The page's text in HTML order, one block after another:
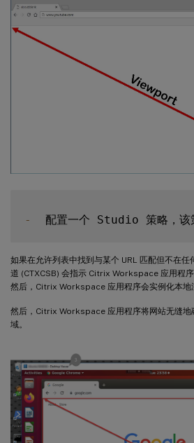
-
配置一个 Studio 策略，该
如果在允许列表中找到与某个 URL 匹配但不在任
道 (CTXCSB) 会指示 Citrix Workspace 应用程序
然后，Citrix Workspace 应用程序会实例化本地
然后，Citrix Workspace 应用程序将网站无缝地
域。